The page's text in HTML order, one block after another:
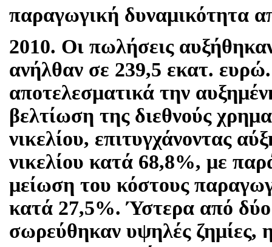
παραγωγική δυναμικότητα
2010. Οι πωλήσεις
ανήλθαν σε 239,5 εκατ.
αποτελεσματικά την
βελτίωση της διεθνούς
νικελίου, επιτυγχάνοντας
νικελίου κατά 68,8%, με
μείωση του κόστους
κατά 27,5%. Ύστερα από δύο
σωρεύθηκαν υψηλές ζημίες,